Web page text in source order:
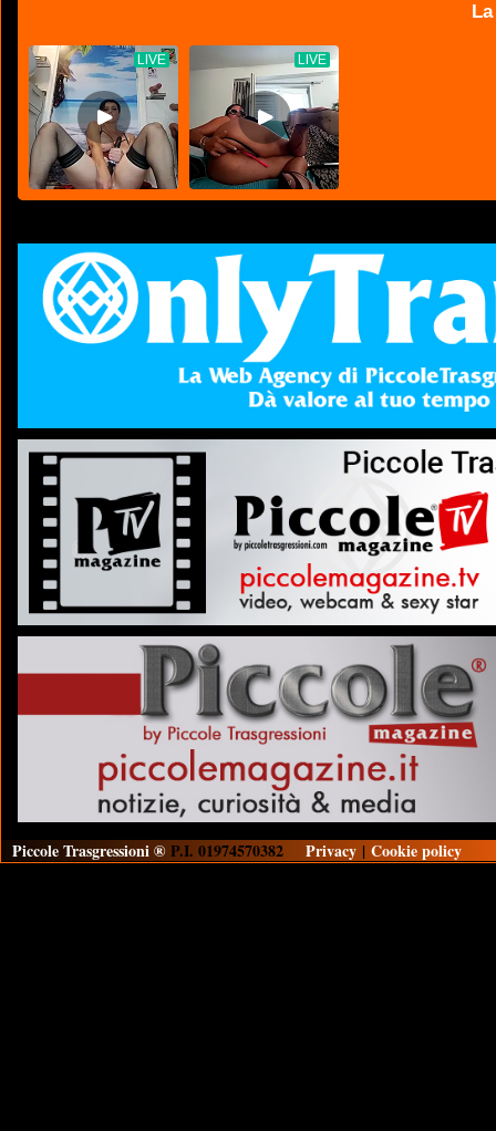
Piccole Trasgressioni ® P.I. 01974570382 Privacy | Cookie policy